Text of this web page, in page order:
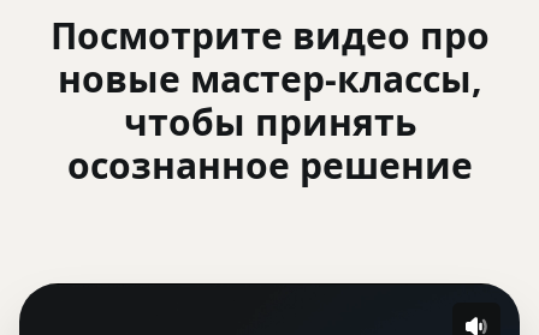
Посмотрите видео про
новые мастер-классы,
чтобы принять
осознанное решение